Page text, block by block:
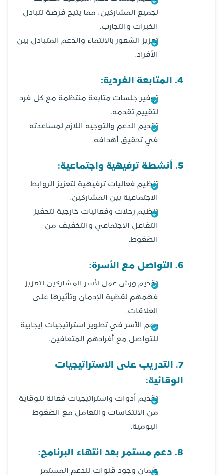
لجميع المشاركين، مما يتيح فرصة لتبادل
الخبرات والتجارب.
تعزيز الشعور بالانتماء والدعم المتبادل بين
الأفراد.
4. المتابعة الفردية:
توفير جلسات متابعة منتظمة مع كل فرد
لتقييم تقدمه.
تقديم الدعم والتوجيه اللازم لمساعدته
في تحقيق أهدافه.
5. أنشطة ترفيهية واجتماعية:
تنظيم فعاليات ترفيهية لتعزيز الروابط
الاجتماعية بين المشاركين.
تنظيم رحلات وفعاليات خارجية لتحفيز
التفاعل الاجتماعي والتخفيف من
الضغوط.
6. التواصل مع الأسرة:
تقديم ورش عمل لأسر المشاركين لتعزيز
فهمهم لقضية الإدمان وتأثيرها على
العلاقات.
دعم الأسر في تطوير استراتيجيات إيجابية
للتواصل مع أفرادهم المتعافين.
7. التدريب على الاستراتيجيات
الوقائية:
تقديم أدوات واستراتيجيات فعالة للوقاية
من الانتكاسات والتعامل مع الضغوط
اليومية.
8. دعم مستمر بعد انتهاء البرنامج:
ضمان وجود قنوات للدعم المستمر